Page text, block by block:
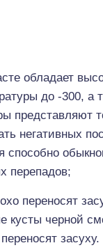
обладает
до -300, а
представляют
негативных
способно
перепадов;
переносят
кусты черной